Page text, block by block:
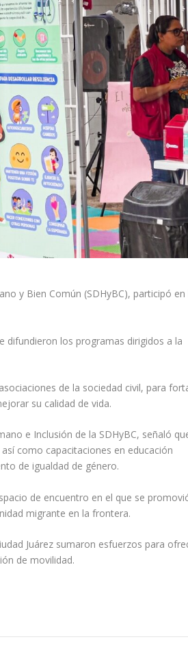
y Bien Común (SDHyBC), participó en
difundieron los programas dirigidos a la
de la sociedad civil, para
su calidad de vida.
e Inclusión de la SDHyBC, señaló
como capacitaciones en educación
de igualdad de género.
de encuentro en el que se
migrante en la frontera.
Juárez sumaron esfuerzos para
de movilidad.